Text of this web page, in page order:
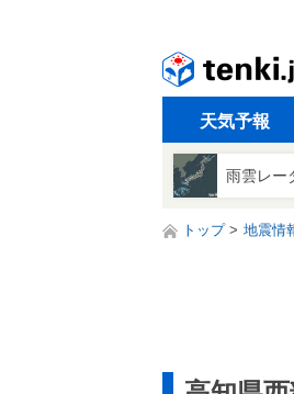
天気予報
雨雲レー
トップ 地震情